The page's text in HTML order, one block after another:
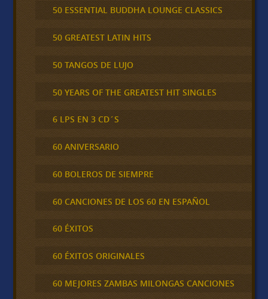
50 ESSENTIAL BUDDHA LOUNGE CLASSICS
50 GREATEST LATIN HITS
50 TANGOS DE LUJO
50 YEARS OF THE GREATEST HIT SINGLES
6 LPS EN 3 CD´S
60 ANIVERSARIO
60 BOLEROS DE SIEMPRE
60 CANCIONES DE LOS 60 EN ESPAÑOL
60 ÉXITOS
60 ÉXITOS ORIGINALES
60 MEJORES ZAMBAS MILONGAS CANCIONES